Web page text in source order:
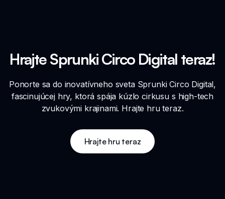
Hrajte Sprunki Circo Digital teraz!
Ponorte sa do inovatívneho sveta Sprunki Circo Digital,
fascinujúcej hry, ktorá spája kúzlo cirkusu s high-tech
zvukovými krajinami. Hrajte hru teraz.
Hrajte hru teraz